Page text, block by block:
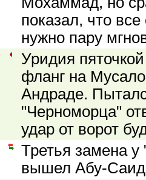
показал, что
нужно пару
Уридия
фланг на
Андраде.
"Черноморца"
удар от ворот
Третья замена
вышел Абу-